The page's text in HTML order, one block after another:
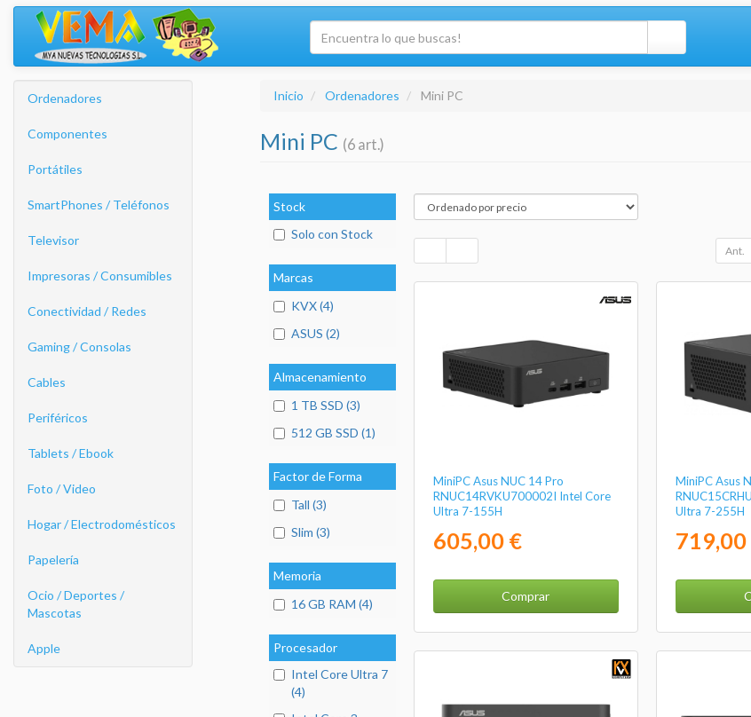
Ordenadores
Componentes
Portátiles
SmartPhones / Teléfonos
Televisor
Impresoras / Consumibles
Conectividad / Redes
Gaming / Consolas
Cables
Periféricos
Tablets / Ebook
Foto / Video
Hogar / Electrodomésticos
Papelería
Ocio / Deportes /
Mascotas
Apple
Inicio Ordenadores Mini PC
Mini PC (6 art.)
Stock
Solo con Stock
Marcas
KVX (4)
ASUS (2)
Almacenamiento
1 TB SSD (3)
512 GB SSD (1)
Factor de Forma
Tall (3)
Slim (3)
Memoria
16 GB RAM (4)
Procesador
Intel Core Ultra 7
(4)
Ant.
MiniPC Asus NUC 14 Pro
RNUC14RVKU700002I Intel Core
Ultra 7-155H
605,00 €
Comprar
MiniPC Asus
Ultra 7-255H
719,00